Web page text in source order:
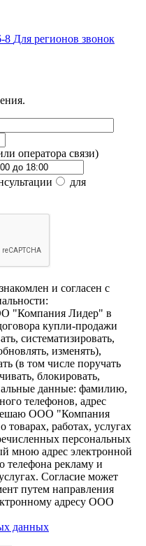
8 Для регионов звонок
оператора связи)
для
и согласен с
"Компания Лидер" в
купли-продажи
систематизировать,
изменять),
(в том числе поручать
блокировать,
данные: фамилию,
телефонов, адрес
ООО "Компания
работах, услугах
персональных
мною адрес электронной
телефона рекламу и
Согласие может
путем направления
адресу ООО
данных